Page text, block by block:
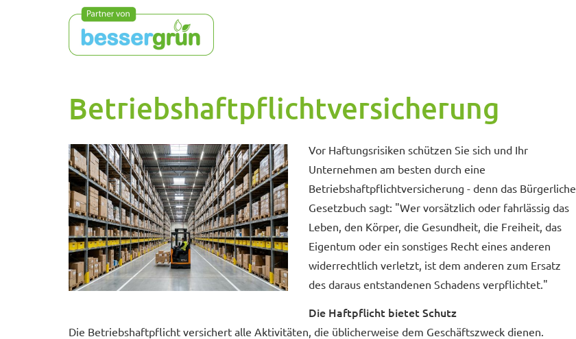
Betriebshaftpflichtversicherung
Vor Haftungsrisiken schützen Sie sich und Ihr
Unternehmen am besten durch eine
Betriebshaftpflichtversicherung - denn das Bürgerliche
Gesetzbuch sagt: "Wer vorsätzlich oder fahrlässig das
Leben, den Körper, die Gesundheit, die Freiheit, das
Eigentum oder ein sonstiges Recht eines anderen
widerrechtlich verletzt, ist dem anderen zum Ersatz
des daraus entstandenen Schadens verpflichtet."
Die Haft­pflicht bietet Schutz
Die Betriebshaftpflicht versichert alle Aktivitäten, die üblicherweise dem Geschäftszweck dienen.